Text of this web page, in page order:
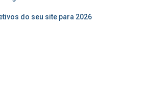
do seu site para 2026